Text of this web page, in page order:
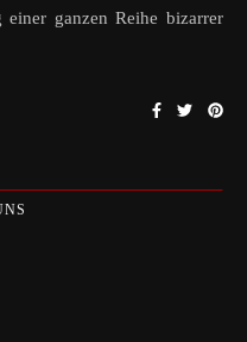
ganzen Reihe bizarrer